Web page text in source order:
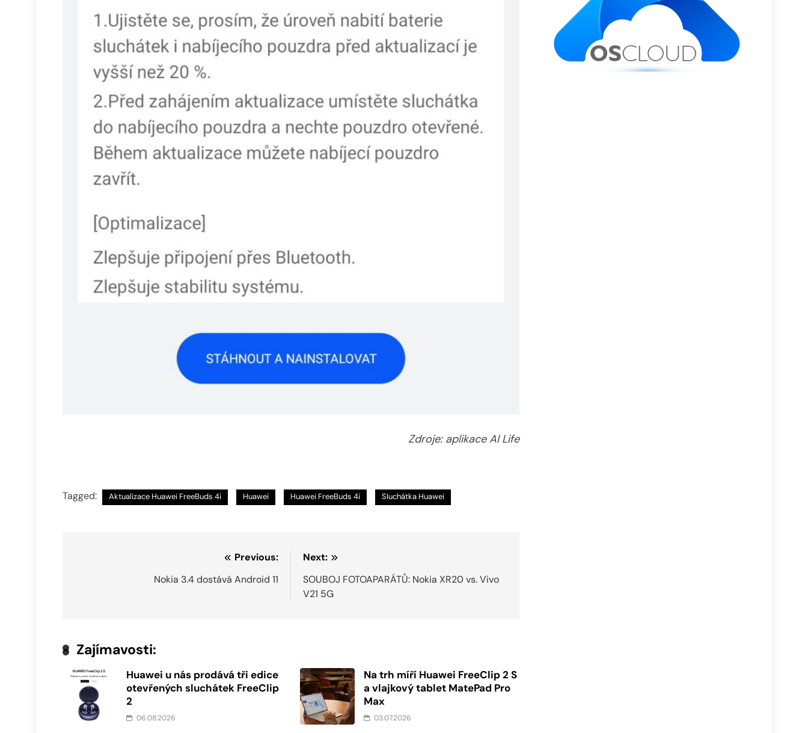
Zdroje: aplikace AI Life
Tagged: Aktualizace Huawei FreeBuds 4i Huawei Huawei FreeBuds 4i Sluchátka Huawei
Previous:
Nokia 3.4 dostává Android 11
Next:
SOUBOJ FOTOAPARÁTŮ: Nokia XR20 vs. Vivo
V21 5G
Zajímavosti:
Huawei u nás prodává tři edice
otevřených sluchátek FreeClip
2
06.08.2026
Na trh míří Huawei FreeClip 2 S
a vlajkový tablet MatePad Pro
Max
03.07.2026